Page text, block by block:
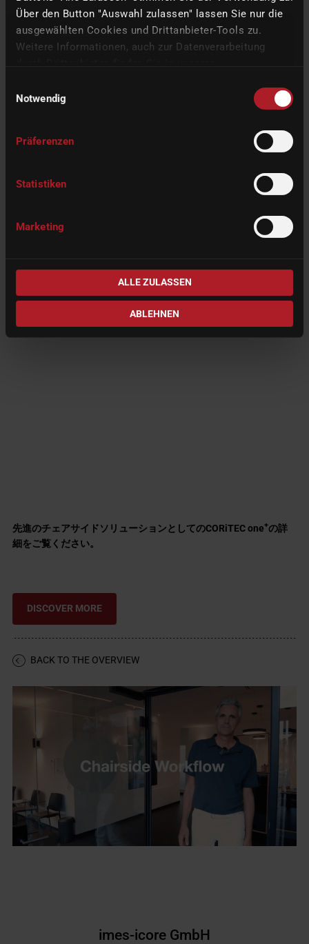
Über den Button "Auswahl zulassen" lassen Sie nur die
ausgewählten Cookies und Drittanbieter-Tools zu.
Weitere Informationen, auch zur Datenverarbeitung
Notwendig
Präferenzen
Statistiken
Marketing
ALLE ZULASSEN
ABLEHNEN
強度と色調を向上させます。このよう
患者さんにとって最良の結果がもたら
されます。
患者に歯科補綴物を挿入することで
す。歯科医師はまず、仮の修復物（あ
れた部分を洗浄します。その後、クラ
デジタルプロセスチェーンとCORiTEC one の精密な作業によ
り、歯科補綴物は正確に適合します。
先進のチェアサイドソリューションとしてのCORiTEC one+の詳
細をご覧ください。
DISCOVER MORE
BACK TO THE OVERVIEW
imes-icore GmbH